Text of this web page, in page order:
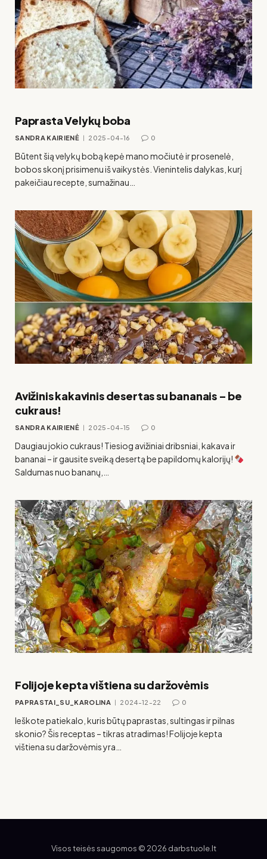
Paprasta Velykų boba
SANDRA KAIRIENĖ 2025-04-16 0
Būtent šią velykų bobą kepė mano močiutė ir prosenelė,
bobos skonį prisimenu iš vaikystės. Vienintelis dalykas, kurį
pakeičiau recepte, sumažinau…
Avižinis kakavinis desertas su bananais – be
cukraus!
SANDRA KAIRIENĖ 2025-04-15 0
Daugiau jokio cukraus! Tiesiog avižiniai dribsniai, kakava ir
bananai – ir gausite sveiką desertą be papildomų kalorijų!
Saldumas nuo bananų,…
Folijoje kepta vištiena su daržovėmis
PAPRASTAI_SU_KAROLINA 2024-12-22 0
Ieškote patiekalo, kuris būtų paprastas, sultingas ir pilnas
skonio? Šis receptas – tikras atradimas! Folijoje kepta
vištiena su daržovėmis yra…
Visos teisės saugomos © 2026 darbstuole.lt